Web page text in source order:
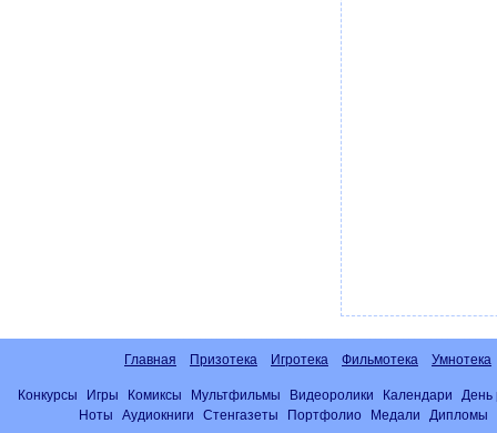
Главная Призотека Игротека Фильмотека Умнотека
Конкурсы Игры Комиксы Мультфильмы Видеоролики Календари
День
Ноты
Аудиокниги Стенгазеты Портфолио Медали Дипломы